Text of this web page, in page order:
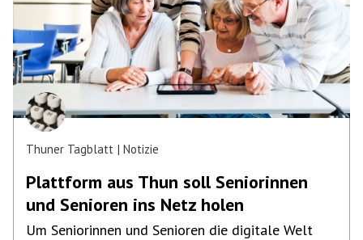
Thuner Tagblatt Notizie
Plattform aus Thun soll Seniorinnen
und Senioren ins Netz holen
Um Seniorinnen und Senioren die digitale Welt